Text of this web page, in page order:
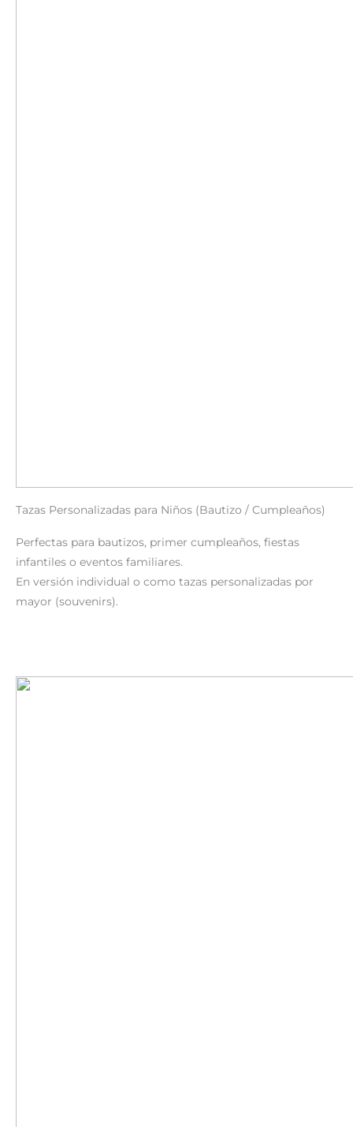
Tazas Personalizadas para Niños (Bautizo / Cumpleaños)
Perfectas para bautizos, primer cumpleaños, fiestas
infantiles o eventos familiares.
En versión individual o como tazas personalizadas por
mayor (souvenirs).